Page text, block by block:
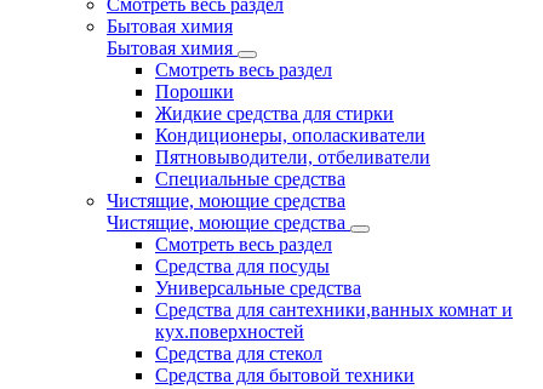
Смотреть весь раздел
Бытовая химия
Бытовая химия
Смотреть весь раздел
Порошки
Жидкие средства для стирки
Кондиционеры, ополаскиватели
Пятновыводители, отбеливатели
Специальные средства
Чистящие, моющие средства
Чистящие, моющие средства
Смотреть весь раздел
Средства для посуды
Универсальные средства
Средства для сантехники,ванных комнат и
кух.поверхностей
Средства для стекол
Средства для бытовой техники